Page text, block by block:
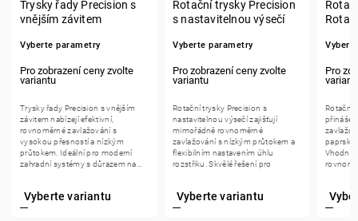
Trysky řady Precision s
vnějším závitem
Vyberte parametry
Trysky řady Precision s vnějším
závitem nabízejí efektivní,
rovnoměrné zavlažování s
vysokou přesností a nízkým
průtokem. Ideální pro moderní
zahradní systémy s důrazem na...
Rotační trysky Precision
s nastavitelnou výsečí
Vyberte parametry
Rotační trysky Precision s
nastavitelnou výsečí zajišťují
mimořádně rovnoměrné
zavlažování s nízkým průtokem a
flexibilním nastavením úhlu
rozstřiku. Skvělé řešení pro
Rotační
přinášejí
Vhodné